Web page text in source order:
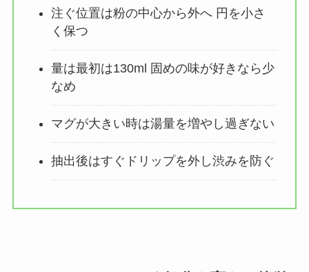
注ぐ位置は粉の中心から外へ 円を小さ
く保つ
量は最初は130ml 固めの味が好きなら少
なめ
マグが大きい時は湯量を増やし過ぎない
抽出後はすぐドリップを外し渋みを防ぐ